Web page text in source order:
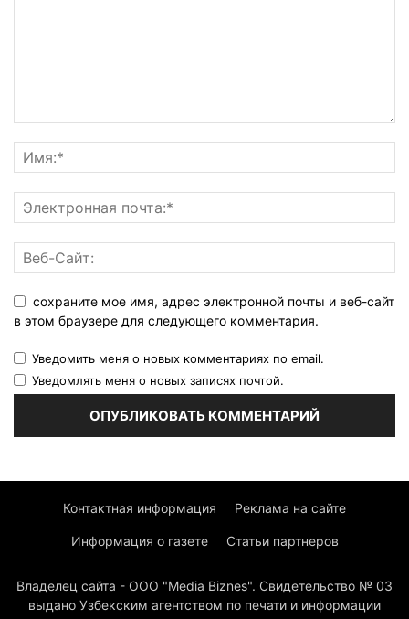
сохраните мое имя, адрес электронной почты и веб-сайт
в этом браузере для следующего комментария.
Уведомить меня о новых комментариях по email.
Уведомлять меня о новых записях почтой.
Контактная информация Реклама на сайте
Информация о газете Статьи партнеров
Владелец сайта - ООО "Media Biznes". Свидетельство № 03
выдано Узбекским агентством по печати и информации